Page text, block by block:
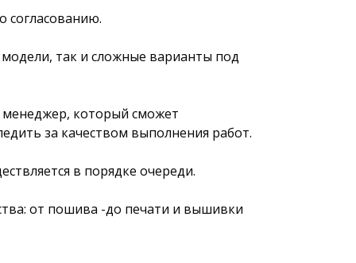
согласованию.
так и сложные варианты под
менеджер, который сможет
за качеством выполнения работ.
в порядке очереди.
от пошива -до печати и вышивки